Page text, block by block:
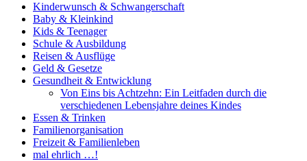
Kinderwunsch & Schwangerschaft
Baby & Kleinkind
Kids & Teenager
Schule & Ausbildung
Reisen & Ausflüge
Geld & Gesetze
Gesundheit & Entwicklung
Von Eins bis Achtzehn: Ein Leitfaden durch die
verschiedenen Lebensjahre deines Kindes
Essen & Trinken
Familienorganisation
Freizeit & Familienleben
mal ehrlich …!